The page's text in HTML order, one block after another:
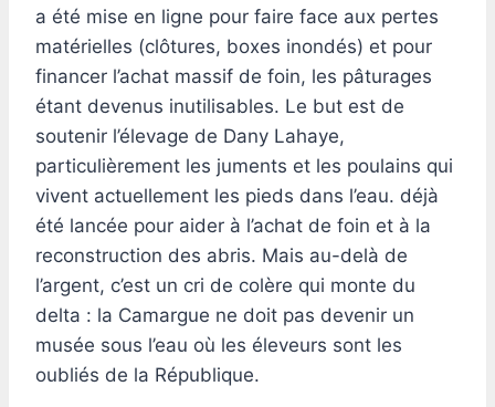
a été mise en ligne pour faire face aux pertes
matérielles (clôtures, boxes inondés) et pour
financer l’achat massif de foin, les pâturages
étant devenus inutilisables. Le but est de
soutenir l’élevage de Dany Lahaye,
particulièrement les juments et les poulains qui
vivent actuellement les pieds dans l’eau. déjà
été lancée pour aider à l’achat de foin et à la
reconstruction des abris. Mais au-delà de
l’argent, c’est un cri de colère qui monte du
delta : la Camargue ne doit pas devenir un
musée sous l’eau où les éleveurs sont les
oubliés de la République.